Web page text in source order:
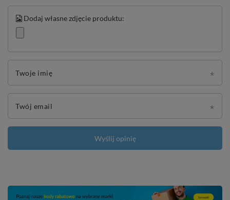
Dodaj własne zdjęcie produktu:
Twoje imię
Twój email
Wyślij opinię